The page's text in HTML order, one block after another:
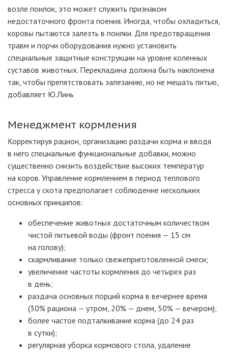
возле поилок, это может служить признаком
недостаточного фронта поения. Иногда, чтобы охладиться,
коровы пытаются залезть в поилки. Для предотвращения
травм и порчи оборудования нужно установить
специальные защитные конструкции на уровне коленных
суставов животных. Перекладина должна быть наклонена
так, чтобы препятствовать залезанию, но не мешать питью,
добавляет Ю.Линь
Менеджмент кормления
Корректируя рацион, организацию раздачи корма и вводя
в него специальные функциональные добавки, можно
существенно снизить воздействие высоких температур
на коров. Управление кормлением в период теплового
стресса у скота предполагает соблюдение нескольких
основных принципов:
обеспечение животных достаточным количеством
чистой питьевой воды (фронт поения — 15 см
на голову);
скармливание только свежеприготовленной смеси;
увеличение частоты кормления до четырех раз
в день;
раздача основных порций корма в вечернее время
(30% рациона — утром, 20% — днем, 50% — вечером);
более частое подталкивание корма (до 24 раз
в сутки);
регулярная уборка кормового стола, удаление